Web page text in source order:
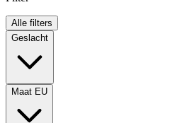
Alle filters
Geslacht
Maat EU